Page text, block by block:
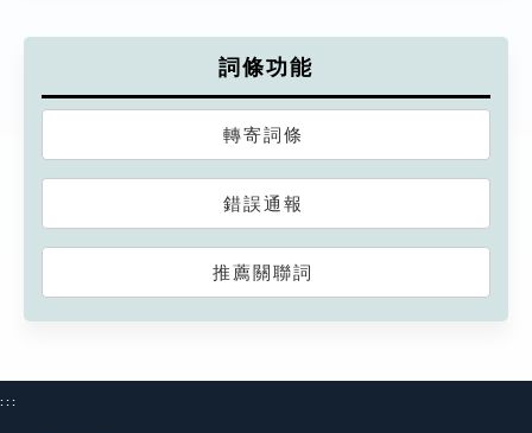
詞條功能
轉寄詞條
錯誤通報
推薦關聯詞
:::